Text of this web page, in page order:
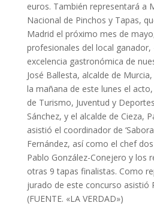
euros. También representará a
Nacional de Pinchos y Tapas,
Madrid el próximo mes de
profesionales del local ganador,
excelencia gastronómica de
José Ballesta, alcalde de
la mañana de este lunes el
de Turismo, Juventud y
Sánchez, y el alcalde de Cieza,
asistió el coordinador de
Fernández, así como el chef
Pablo González-Conejero y los
otras 9 tapas finalistas. Como
jurado de este concurso asistió
(FUENTE. «LA VERDAD»)